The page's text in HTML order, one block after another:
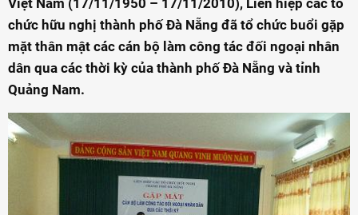
Việt Nam (17/11/1950 – 17/11/2010), Liên hiệp các tổ
chức hữu nghị thành phố Đà Nẵng đã tổ chức buổi gặp
mặt thân mật các cán bộ làm công tác đối ngoại nhân
dân qua các thời kỳ của thành phố Đà Nẵng và tỉnh
Quảng Nam.